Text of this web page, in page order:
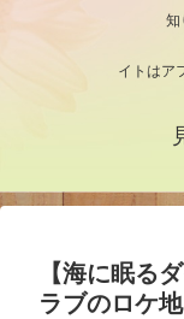
知
イトはア
【海に眠る
ラブのロケ